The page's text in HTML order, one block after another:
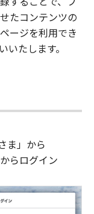
たコンテンツの
ージを利用でき
いたします。
ま」から
らログイン